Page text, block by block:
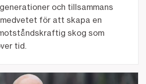
och tillsammans
för att skapa en
skog som
tid.
stärka